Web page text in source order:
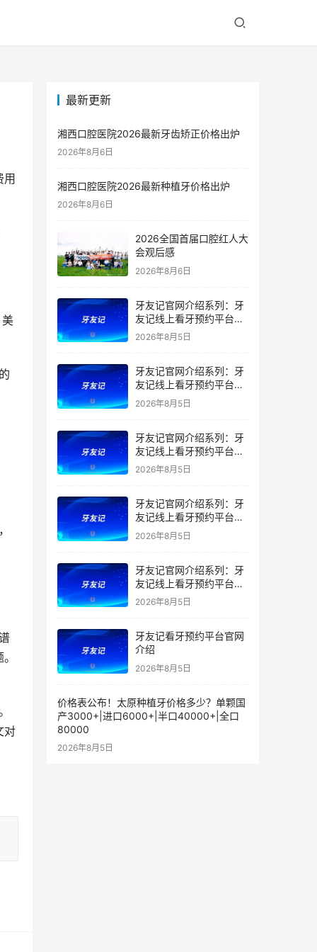
对
最新更新
湘西口腔医院2026最新牙齿矫正价格出炉
2026年8月6日
湘西口腔医院2026最新种植牙价格出炉
2026年8月6日
2026全国首届口腔红人大
会观后感
2026年8月6日
牙友记官网介绍系列：牙
友记线上看牙预约平台是
干什么的？靠谱吗？
2026年8月5日
牙友记官网介绍系列：牙
友记线上看牙预约平台让
看牙不再靠运气
2026年8月5日
牙友记官网介绍系列：牙
友记线上看牙预约平台打
破口腔行业专业壁垒新手
2026年8月5日
牙友记官网介绍系列：牙
友记线上看牙预约平台落
地同城就诊经验打破未知
2026年8月5日
牙友记官网介绍系列：牙
友记线上看牙预约平台的
优势在哪里？
2026年8月5日
牙友记看牙预约平台官网
介绍
2026年8月5日
价格表公布！太原种植牙价格多少？单颗国
产3000+|进口6000+|半口40000+|全口
80000
2026年8月5日